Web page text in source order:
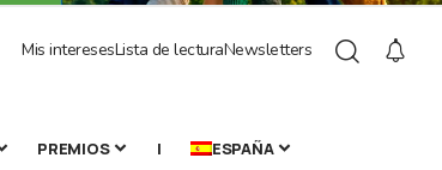
Mis interesesLista de lecturaNewsletters
PREMIOS | ESPAÑA